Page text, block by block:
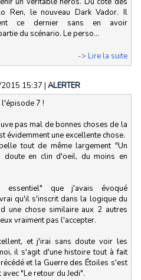
Ren, le nouveau Dark Vador. Il
ce dernier sans en avoir
du scénario. Le perso...
-> Lire la suite
15:37 | ALERTER
l'épisode 7 !
pas mal de bonnes choses de la
évidemment une excellente chose.
tout de même largement "Un
doute en clin d'oeil, du moins en
essentiel" que j'avais évoqué
qu'il s'inscrit dans la logique du
une chose similaire aux 2 autres
vraiment pas l'accepter.
et j'irai sans doute voir les
il s'agit d'une histoire tout à fait
et la Guerre des Étoiles s'est
"Le retour du Jedi".